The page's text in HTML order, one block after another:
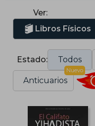
Ver:
Libros Físicos
Estado: Todos
Anticuarios
Nuevo